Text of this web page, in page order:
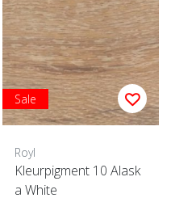
Sale
Royl
Kleurpigment 10 Alask
a White